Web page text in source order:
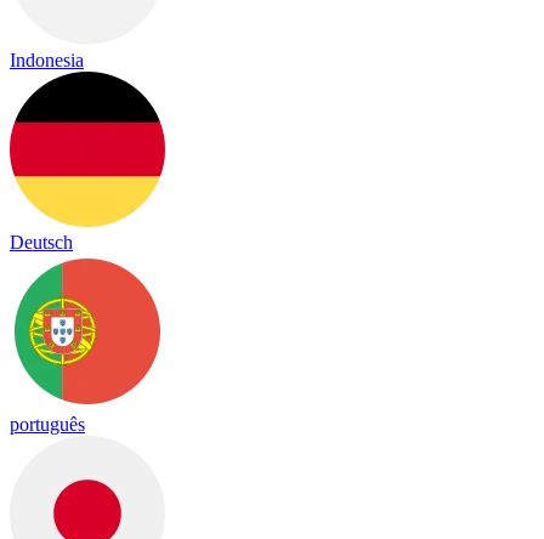
Indonesia
Deutsch
português